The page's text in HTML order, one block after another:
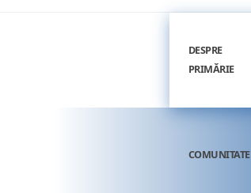
DESPRE
PRIMĂRIE
COMUNITATE